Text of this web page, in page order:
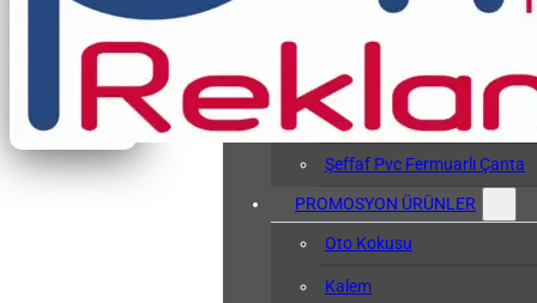
Pvc Sözlük Kabı
Şeffaf Pvc Kart Kılıfı
Şeffaf Pvc Fermuarlı Çanta
PROMOSYON ÜRÜNLER
Oto Kokusu
Kalem